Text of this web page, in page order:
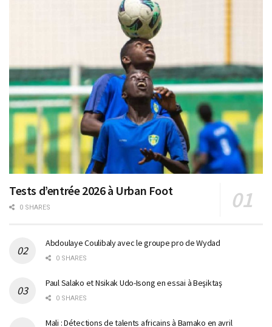
Tests d’entrée 2026 à Urban Foot
0 SHARES
Abdoulaye Coulibaly avec le groupe pro de Wydad
0 SHARES
Paul Salako et Nsikak Udo-Isong en essai à Beşiktaş
0 SHARES
Mali : Détections de talents africains à Bamako en avril